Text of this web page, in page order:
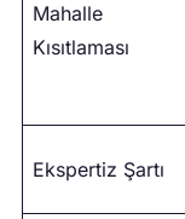
Mahalle
Kısıtlaması
Ekspertiz Şartı